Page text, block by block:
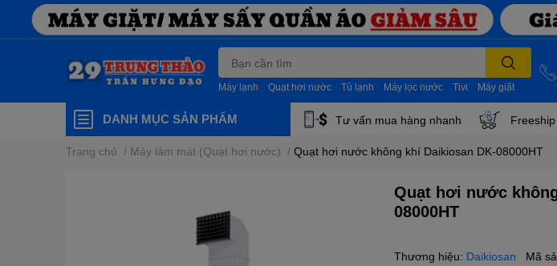
Máy lạnh Quạt hơi nước Tủ lạnh Máy lọc nước Tivi Máy giặt
DANH MỤC SẢN PHẨM Tư vấn mua hàng nhanh
Trang chủ / Máy làm mát (Quạt hơi nước) / Quạt hơi nước không khí Daikiosan DK-08000HT
Quạt hơi nước
08000HT
Thương hiệu: Daikiosan Mã